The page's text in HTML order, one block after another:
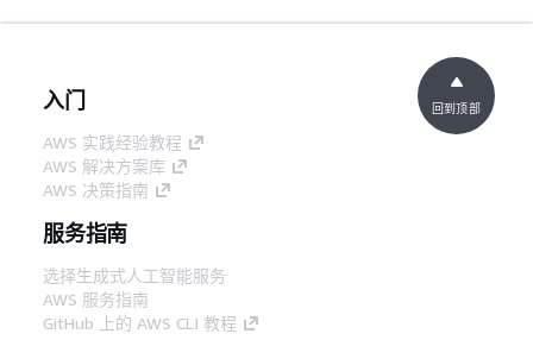
入门
AWS 实践经验教程
AWS 解决方案库
AWS 决策指南
服务指南
选择生成式人工智能服务
AWS 服务指南
GitHub 上的 AWS CLI 教程
回到顶部